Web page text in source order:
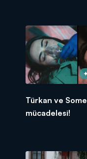
Türkan ve
mücadelesi!